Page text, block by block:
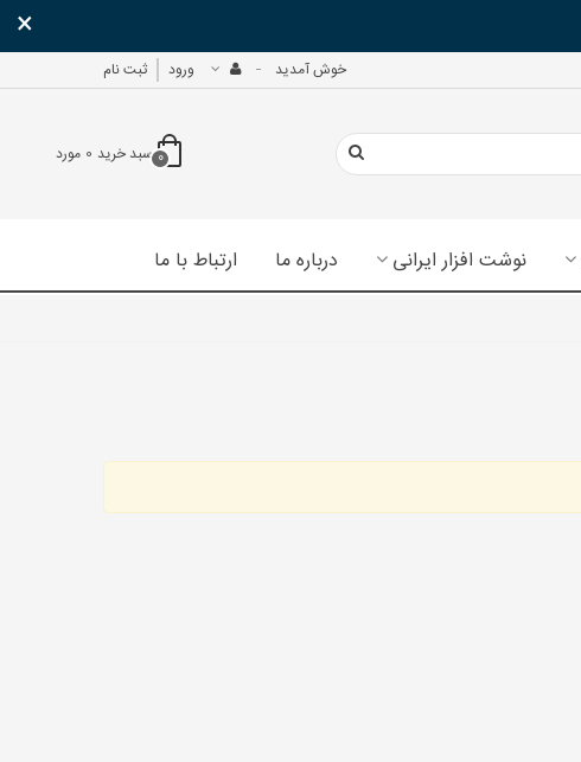
×
خوش آمدید ورود ثبت نام
0سبد خرید 0 مورد
نوشت افزار ایرانی درباره ما ارتباط با ما